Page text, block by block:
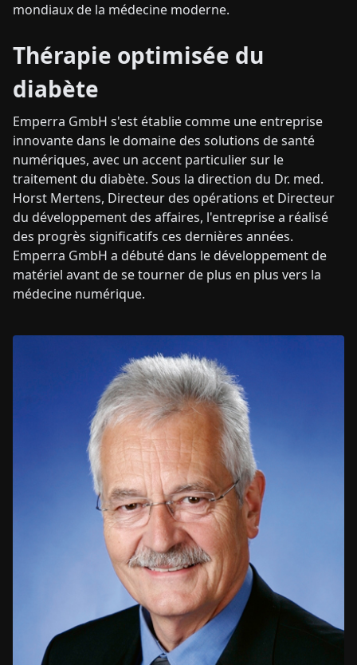
mondiaux de la médecine moderne.
Thérapie optimisée du
diabète
Emperra GmbH s'est établie comme une entreprise
innovante dans le domaine des solutions de santé
numériques, avec un accent particulier sur le
traitement du diabète. Sous la direction du Dr. med.
Horst Mertens, Directeur des opérations et Directeur
du développement des affaires, l'entreprise a réalisé
des progrès significatifs ces dernières années.
Emperra GmbH a débuté dans le développement de
matériel avant de se tourner de plus en plus vers la
médecine numérique.